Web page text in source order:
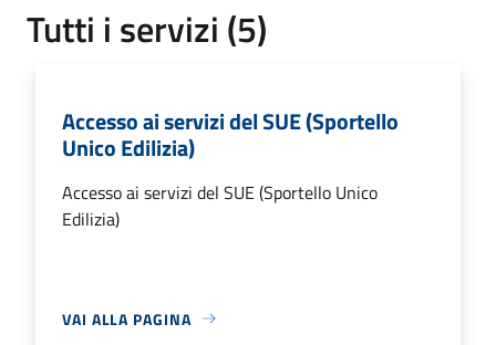
Tutti i servizi (5)
Accesso ai servizi del SUE (Sportello
Unico Edilizia)
Accesso ai servizi del SUE (Sportello Unico
Edilizia)
VAI ALLA PAGINA